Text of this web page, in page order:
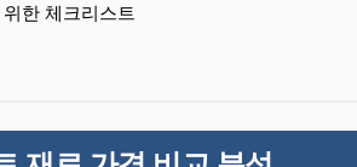
한 체크리스트